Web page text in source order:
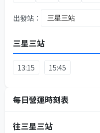
出發站：
三星三站
13:15 15:45
每日營運時刻表
往三星三站